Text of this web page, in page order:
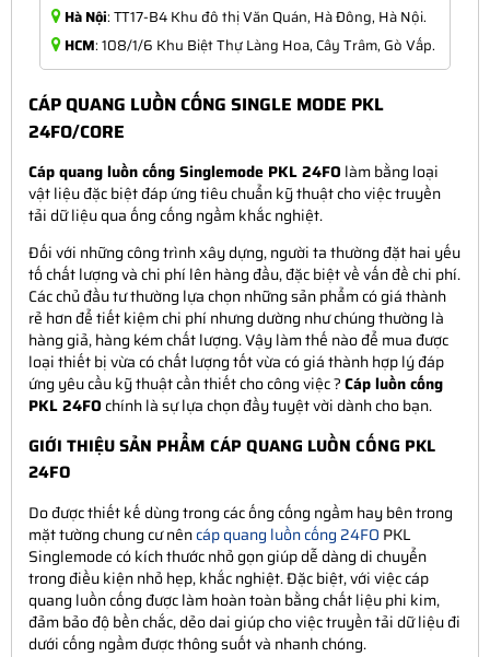
Hà Nội: TT17-B4 Khu đô thị Văn Quán, Hà Đông, Hà Nội.
HCM: 108/1/6 Khu Biệt Thự Làng Hoa, Cây Trâm, Gò Vấp.
CÁP QUANG LUỒN CỐNG SINGLE MODE PKL
24FO/CORE
Cáp quang luồn cống Singlemode PKL 24FO làm bằng loại
vật liệu đặc biệt đáp ứng tiêu chuẩn kỹ thuật cho việc truyền
tải dữ liệu qua ống cống ngầm khắc nghiệt.
Đối với những công trình xây dựng, người ta thường đặt hai yếu
tố chất lượng và chi phí lên hàng đầu, đặc biệt về vấn đề chi phí.
Các chủ đầu tư thường lựa chọn những sản phẩm có giá thành
rẻ hơn để tiết kiệm chi phí nhưng dường như chúng thường là
hàng giả, hàng kém chất lượng. Vậy làm thế nào để mua được
loại thiết bị vừa có chất lượng tốt vừa có giá thành hợp lý đáp
ứng yêu cầu kỹ thuật cần thiết cho công việc ?Cáp luồn cống
PKL 24FO chính là sự lựa chọn đầy tuyệt vời dành cho bạn.
GIỚI THIỆU SẢN PHẨM CÁP QUANG LUỒN CỐNG PKL
24FO
Do được thiết kế dùng trong các ống cống ngầm hay bên trong
mặt tường chung cư nêncáp quang luồn cống 24FO PKL
Singlemode có kích thước nhỏ gọn giúp dễ dàng di chuyển
trong điều kiện nhỏ hẹp, khắc nghiệt. Đặc biệt, với việc cáp
quang luồn cống được làm hoàn toàn bằng chất liệu phi kim,
đảm bảo độ bền chắc, dẻo dai giúp cho việc truyền tải dữ liệu đi
dưới cống ngầm được thông suốt và nhanh chóng.